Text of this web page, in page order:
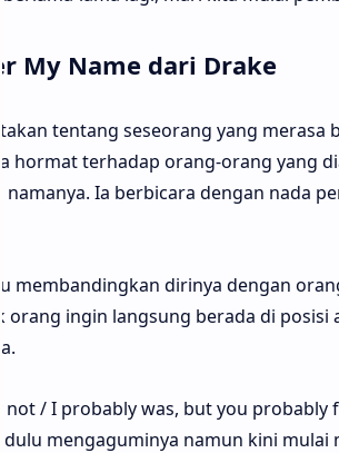
My Name dari Drake
tentang seseorang yang merasa
hormat terhadap orang-orang yang
Ia berbicara dengan nada
membandingkan dirinya dengan
orang ingin langsung berada di posisi
not / I probably was, but you
mengaguminya namun kini mulai